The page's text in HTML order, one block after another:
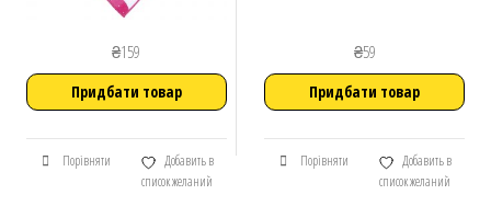
₴159
Придбати товар
Порівняти
Добавить в
список желаний
₴59
Придбати товар
Порівняти
Добавить в
список желаний